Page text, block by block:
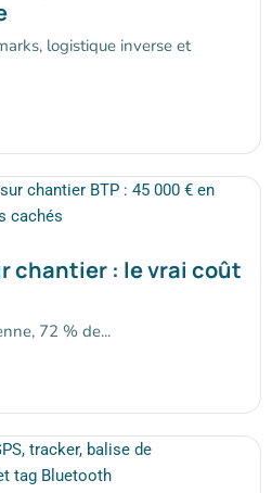
logistique inverse et
chantier : le vrai coût
72 % de...